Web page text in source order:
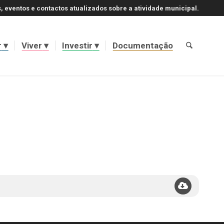
eventos e contactos atualizados sobre a atividade municipal.
Viver Investir Documentação